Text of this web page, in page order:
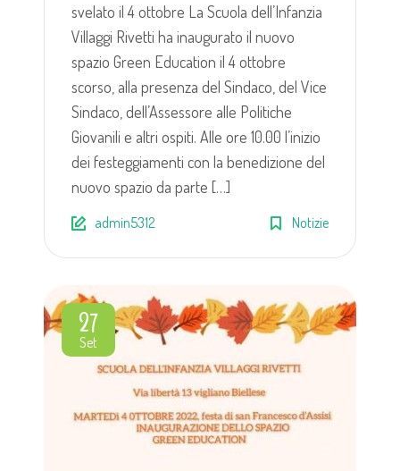
svelato il 4 ottobre La Scuola dell’Infanzia
Villaggi Rivetti ha inaugurato il nuovo
spazio Green Education il 4 ottobre
scorso, alla presenza del Sindaco, del Vice
Sindaco, dell’Assessore alle Politiche
Giovanili e altri ospiti. Alle ore 10.00 l’inizio
dei festeggiamenti con la benedizione del
nuovo spazio da parte […]
admin5312 Notizie
27
Set